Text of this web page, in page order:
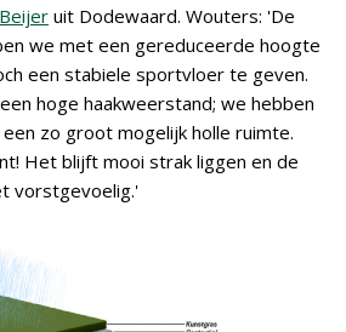
uit Dodewaard. Wouters: 'De
we met een gereduceerde hoogte
een stabiele sportvloer te geven.
hoge haakweerstand; we hebben
zo groot mogelijk holle ruimte.
Het blijft mooi strak liggen en de
vorstgevoelig.'